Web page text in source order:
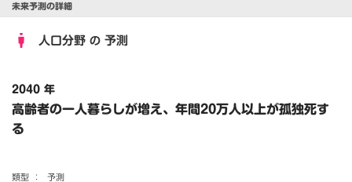
未来予測の詳細
人口分野 の 予測
2040 年
高齢者の一人暮らしが増え、年間20万人以上が孤独死す
る
類型 ：
予測